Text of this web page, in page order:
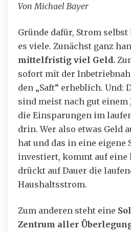
Von Michael Bayer
Gründe dafür, Strom
es viele. Zunächst ganz
mittelfristig viel Geld.
sofort mit der
den „Saft“ erheblich. Und:
sind meist nach gut einem
die Einsparungen im
drin. Wer also etwas Geld
hat und das in eine eigene
investiert, kommt auf eine
drückt auf Dauer die
Haushaltsstrom.
Zum anderen steht eine
Zentrum aller